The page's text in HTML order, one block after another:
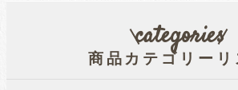
categories
商品カテゴリーリ